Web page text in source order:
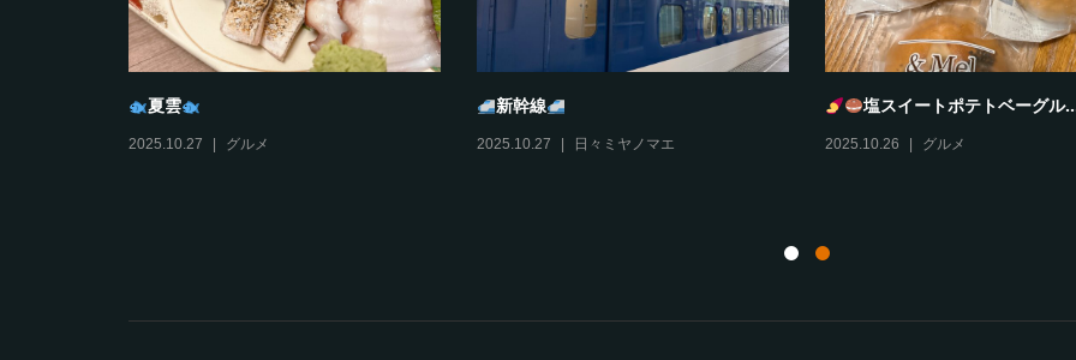
夏雲
2025.10.27 グルメ
新幹線
2025.10.27 日々ミヤノマエ
塩スイートポテトベーグル
2025.10.26 グルメ